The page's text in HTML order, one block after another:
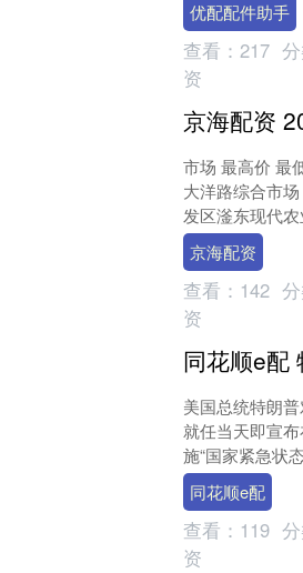
好！公司主要从
优配配件助手
查看： 217 分
资
市场 最高价 最
大洋路综合市
发区滏东现代
2.80 2.80 山西省
京海配资
查看： 142 分
资
美国总统特朗
就任当天即宣
施“国家紧急状
非法居留者同花
袭击和国家安全
同花顺e配
查看： 119 分
资